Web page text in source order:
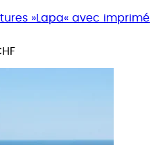
»Lapa« avec imprimé